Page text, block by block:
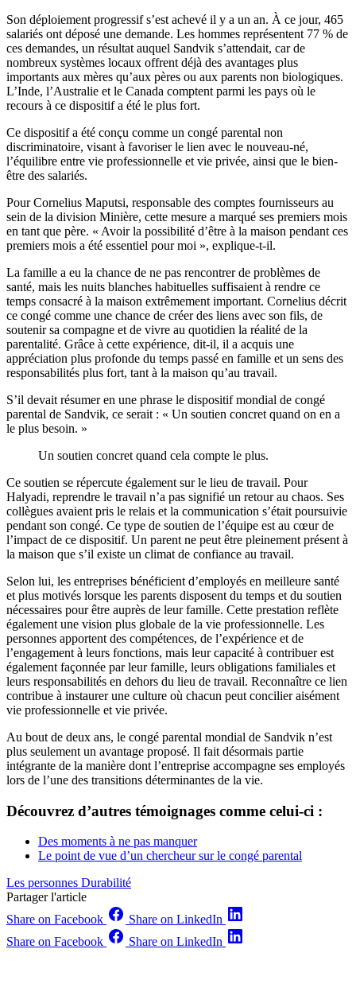
Son déploiement progressif s’est achevé il y a un an. À ce jour, 465
salariés ont déposé une demande. Les hommes représentent 77 % de
ces demandes, un résultat auquel Sandvik s’attendait, car de
nombreux systèmes locaux offrent déjà des avantages plus
importants aux mères qu’aux pères ou aux parents non biologiques.
L’Inde, l’Australie et le Canada comptent parmi les pays où le
recours à ce dispositif a été le plus fort.
Ce dispositif a été conçu comme un congé parental non
discriminatoire, visant à favoriser le lien avec le nouveau-né,
l’équilibre entre vie professionnelle et vie privée, ainsi que le bien-
être des salariés.
Pour Cornelius Maputsi, responsable des comptes fournisseurs au
sein de la division Minière, cette mesure a marqué ses premiers mois
en tant que père. « Avoir la possibilité d’être à la maison pendant ces
premiers mois a été essentiel pour moi », explique-t-il.
La famille a eu la chance de ne pas rencontrer de problèmes de
santé, mais les nuits blanches habituelles suffisaient à rendre ce
temps consacré à la maison extrêmement important. Cornelius décrit
ce congé comme une chance de créer des liens avec son fils, de
soutenir sa compagne et de vivre au quotidien la réalité de la
parentalité. Grâce à cette expérience, dit-il, il a acquis une
appréciation plus profonde du temps passé en famille et un sens des
responsabilités plus fort, tant à la maison qu’au travail.
S’il devait résumer en une phrase le dispositif mondial de congé
parental de Sandvik, ce serait : « Un soutien concret quand on en a
le plus besoin. »
Un soutien concret quand cela compte le plus.
Ce soutien se répercute également sur le lieu de travail. Pour
Halyadi, reprendre le travail n’a pas signifié un retour au chaos. Ses
collègues avaient pris le relais et la communication s’était poursuivie
pendant son congé. Ce type de soutien de l’équipe est au cœur de
l’impact de ce dispositif. Un parent ne peut être pleinement présent à
la maison que s’il existe un climat de confiance au travail.
Selon lui, les entreprises bénéficient d’employés en meilleure santé
et plus motivés lorsque les parents disposent du temps et du soutien
nécessaires pour être auprès de leur famille. Cette prestation reflète
également une vision plus globale de la vie professionnelle. Les
personnes apportent des compétences, de l’expérience et de
l’engagement à leurs fonctions, mais leur capacité à contribuer est
également façonnée par leur famille, leurs obligations familiales et
leurs responsabilités en dehors du lieu de travail. Reconnaître ce lien
contribue à instaurer une culture où chacun peut concilier aisément
vie professionnelle et vie privée.
Au bout de deux ans, le congé parental mondial de Sandvik n’est
plus seulement un avantage proposé. Il fait désormais partie
intégrante de la manière dont l’entreprise accompagne ses employés
lors de l’une des transitions déterminantes de la vie.
Découvrez d’autres témoignages comme celui-ci :
Des moments à ne pas manquer
Le point de vue d’un chercheur sur le congé parental
Les personnes Durabilité
Partager l'article
Share on Facebook
Share on LinkedIn
Share on Facebook
Share on LinkedIn